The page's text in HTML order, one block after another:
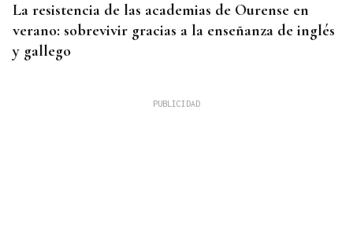
La resistencia de las academias de Ourense en
verano: sobrevivir gracias a la enseñanza de inglés
y gallego